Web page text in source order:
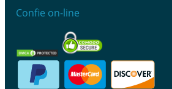
Confie on-line